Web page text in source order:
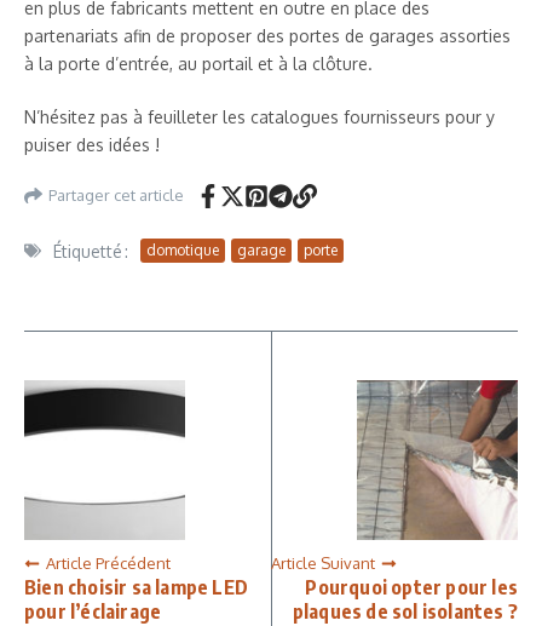
en plus de fabricants mettent en outre en place des
partenariats afin de proposer des portes de garages assorties
à la porte d’entrée, au portail et à la clôture.
N’hésitez pas à feuilleter les catalogues fournisseurs pour y
puiser des idées !
Partager cet article
Étiquetté : domotique garage porte
Article Précédent
Bien choisir sa lampe LED
pour l’éclairage
Article Suivant
Pourquoi opter pour les
plaques de sol isolantes ?